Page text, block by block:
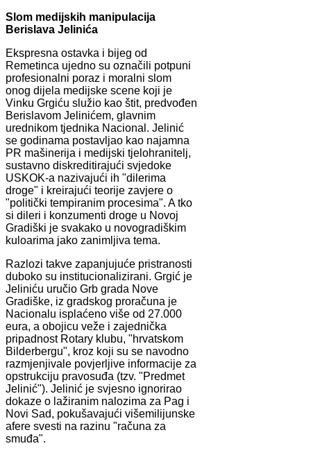
Slom medijskih manipulacija
Berislava Jelinića
Ekspresna ostavka i bijeg od
Remetinca ujedno su označili potpuni
profesionalni poraz i moralni slom
onog dijela medijske scene koji je
Vinku Grgiću služio kao štit, predvođen
Berislavom Jelinićem, glavnim
urednikom tjednika Nacional. Jelinić
se godinama postavljao kao najamna
PR mašinerija i medijski tjelohranitelj,
sustavno diskreditirajući svjedoke
USKOK-a nazivajući ih "dilerima
droge" i kreirajući teorije zavjere o
"politički tempiranim procesima". A tko
si dileri i konzumenti droge u Novoj
Gradiški je svakako u novogradiškim
kuloarima jako zanimljiva tema.
Razlozi takve zapanjujuće pristranosti
duboko su institucionalizirani. Grgić je
Jeliniću uručio Grb grada Nove
Gradiške, iz gradskog proračuna je
Nacionalu isplaćeno više od 27.000
eura, a obojicu veže i zajednička
pripadnost Rotary klubu, "hrvatskom
Bilderbergu", kroz koji su se navodno
razmjenjivale povjerljive informacije za
opstrukciju pravosuđa (tzv. "Predmet
Jelinić"). Jelinić je svjesno ignorirao
dokaze o lažiranim nalozima za Pag i
Novi Sad, pokušavajući višemilijunske
afere svesti na razinu "računa za
smuđa".